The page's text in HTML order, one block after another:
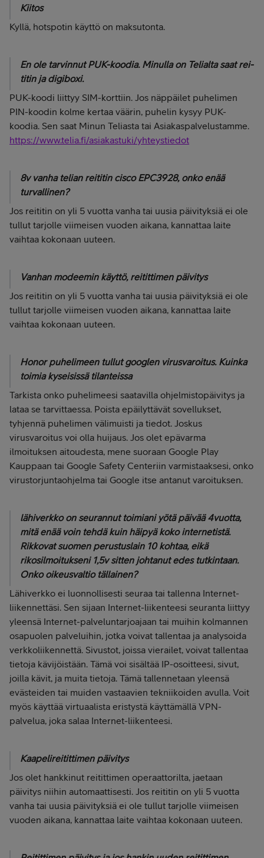
Kiitos
Kyllä, hotspotin käyttö on maksutonta.
En ole tarvinnut PUK-koodia. Minulla on Telialta saat rei-
titin ja digiboxi.
PUK-koodi liittyy SIM-korttiin. Jos näppäilet puhelimen
PIN-koodin kolme kertaa väärin, puhelin kysyy PUK-
koodia. Sen saat Minun Teliasta tai Asiakaspalvelustamme.
https://www.telia.fi/asiakastuki/yhteystiedot
8v vanha telian reititin cisco EPC3928, onko enää
turvallinen?
Jos reititin on yli 5 vuotta vanha tai uusia päivityksiä ei ole
tullut tarjolle viimeisen vuoden aikana, kannattaa laite
vaihtaa kokonaan uuteen.
Vanhan modeemin käyttö, reitittimen päivitys
Jos reititin on yli 5 vuotta vanha tai uusia päivityksiä ei ole
tullut tarjolle viimeisen vuoden aikana, kannattaa laite
vaihtaa kokonaan uuteen.
Honor puhelimeen tullut googlen virusvaroitus. Kuinka
toimia kyseisissä tilanteissa
Tarkista onko puhelimeesi saatavilla ohjelmistopäivitys ja
lataa se tarvittaessa. Poista epäilyttävät sovellukset,
tyhjennä puhelimen välimuisti ja tiedot. Joskus
virusvaroitus voi olla huijaus. Jos olet epävarma
ilmoituksen aitoudesta, mene suoraan Google Play
Kauppaan tai Google Safety Centeriin varmistaaksesi, onko
virustorjuntaohjelma tai Google itse antanut varoituksen.
lähiverkko on seurannut toimiani yötä päivää 4vuotta,
mitä enää voin tehdä kuin häipyä koko internetistä.
Rikkovat suomen perustuslain 10 kohtaa, eikä
rikosilmoitukseni 1,5v sitten johtanut edes tutkintaan.
Onko oikeusvaltio tällainen?
Lähiverkko ei luonnollisesti seuraa tai tallenna Internet-
liikennettäsi. Sen sijaan Internet-liikenteesi seuranta liittyy
yleensä Internet-palveluntarjoajaan tai muihin kolmannen
osapuolen palveluihin, jotka voivat tallentaa ja analysoida
verkkoliikennettä. Sivustot, joissa vierailet, voivat tallentaa
tietoja kävijöistään. Tämä voi sisältää IP-osoitteesi, sivut,
joilla kävit, ja muita tietoja. Tämä tallennetaan yleensä
evästeiden tai muiden vastaavien tekniikoiden avulla. Voit
myös käyttää virtuaalista eristystä käyttämällä VPN-
palvelua, joka salaa Internet-liikenteesi.
Kaapelireitittimen päivitys
Jos olet hankkinut reitittimen operaattorilta, jaetaan
päivitys niihin automaattisesti. Jos reititin on yli 5 vuotta
vanha tai uusia päivityksiä ei ole tullut tarjolle viimeisen
vuoden aikana, kannattaa laite vaihtaa kokonaan uuteen.